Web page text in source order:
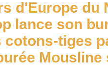
d'Europe du
lance son
cotons-tiges